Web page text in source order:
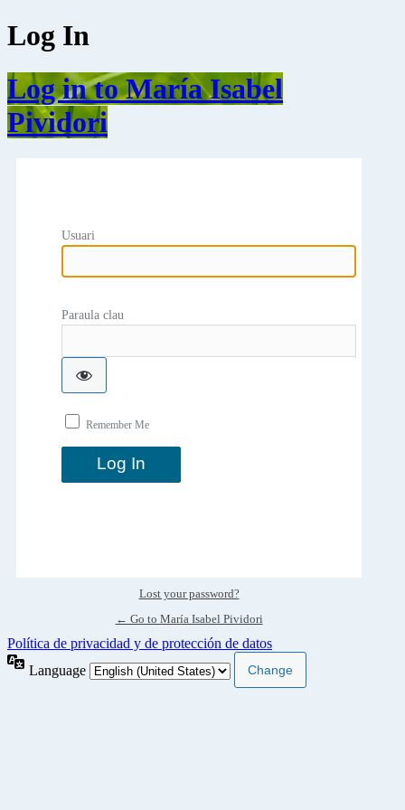
Log In
Log in to María Isabel
Pividori
Usuari
Paraula clau
Remember Me
Lost your password?
← Go to María Isabel Pividori
Política de privacidad y de protección de datos
Language